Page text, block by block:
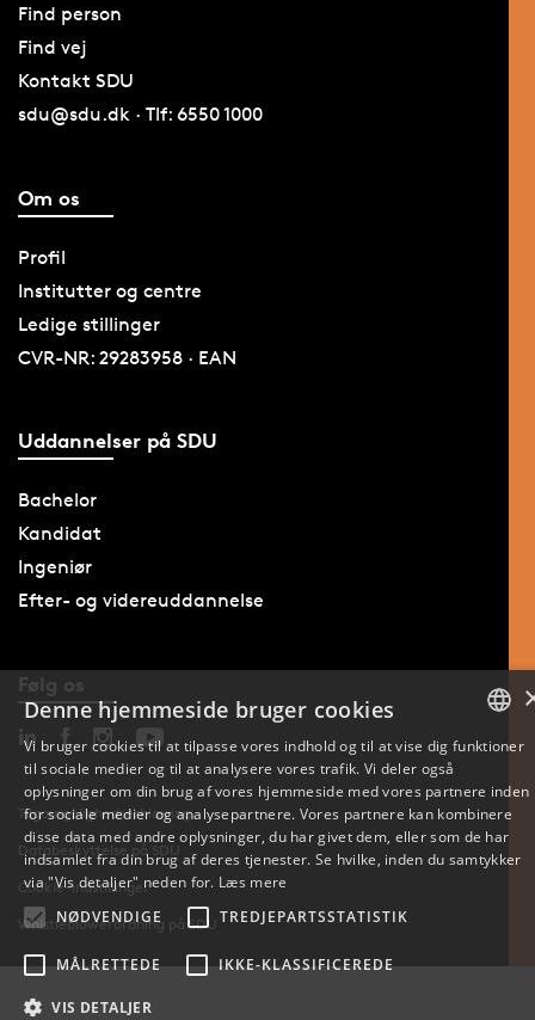
Find person
Find vej
Kontakt SDU
sdu@sdu.dk · Tlf: 6550 1000
Om os
Profil
Institutter og centre
Ledige stillinger
CVR-NR: 29283958 · EAN
Uddannelser på SDU
Bachelor
Kandidat
Ingeniør
Efter- og videreuddannelse
Følg os
Tilgængelighedserklæring
Databeskyttelse på SDU
Cookie-indstillinger
Whistleblowerordning på SDU
ENGLISH
Denne hjemmeside bruger cookies
Vi bruger cookies til at tilpasse vores indhold og til at vise dig funktioner
til sociale medier og til at analysere vores trafik. Vi deler også
oplysninger om din brug af vores hjemmeside med vores partnere inden
for sociale medier og analysepartnere. Vores partnere kan kombinere
disse data med andre oplysninger, du har givet dem, eller som de har
indsamlet fra din brug af deres tjenester. Se hvilke, inden du samtykker
via "Vis detaljer" neden for. Læs mere
NØDVENDIGE
TREDJEPARTSSTATISTIK
MÅLRETTEDE IKKE-KLASSIFICEREDE
VIS DETALJER